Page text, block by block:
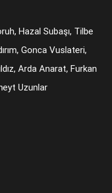
Hazal Subaşı, Tilbe
Gonca Vuslateri,
Arda Anarat, Furkan
Uzunlar